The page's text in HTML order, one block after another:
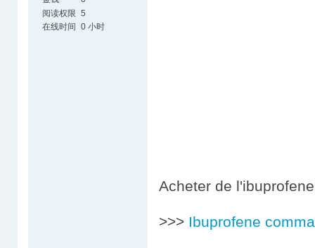
阅读权限 5
在线时间 0 小时
Acheter de
>>> Ibuprofene